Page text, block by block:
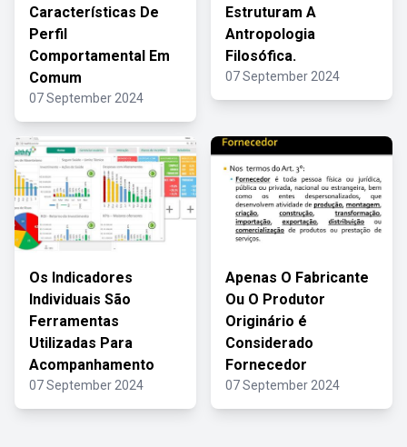
Características De
Perfil
Comportamental Em
Comum
07 September 2024
Estruturam A
Antropologia
Filosófica.
07 September 2024
Os Indicadores
Individuais São
Ferramentas
Utilizadas Para
Acompanhamento
07 September 2024
Apenas O Fabricante
Ou O Produtor
Originário é
Considerado
Fornecedor
07 September 2024